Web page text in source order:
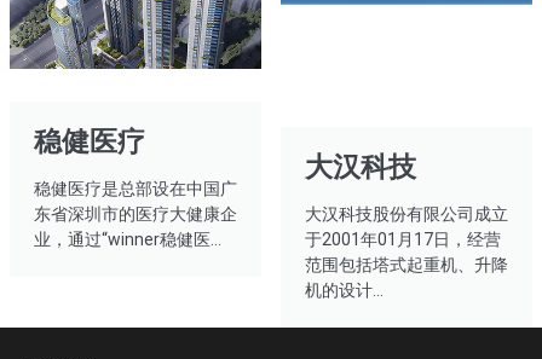
稳健医疗​
稳健医疗是总部设在中国广
东省深圳市的医疗大健康企
业，通过“winner稳健医...​
大汉科技
大汉科技股份有限公司成立
于2001年01月17日，经营
范围包括塔式起重机、升降
机的设计...